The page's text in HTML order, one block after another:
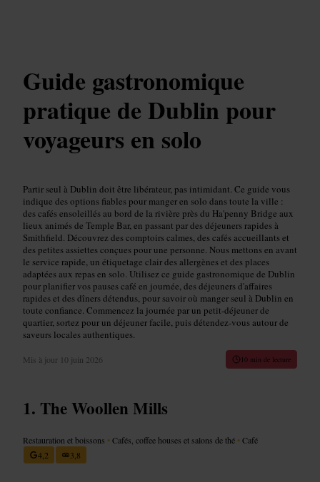
Guide gastronomique
pratique de Dublin pour
voyageurs en solo
Partir seul à Dublin doit être libérateur, pas intimidant. Ce guide vous
indique des options fiables pour manger en solo dans toute la ville :
des cafés ensoleillés au bord de la rivière près du Ha'penny Bridge aux
lieux animés de Temple Bar, en passant par des déjeuners rapides à
Smithfield. Découvrez des comptoirs calmes, des cafés accueillants et
des petites assiettes conçues pour une personne. Nous mettons en avant
le service rapide, un étiquetage clair des allergènes et des places
adaptées aux repas en solo. Utilisez ce guide gastronomique de Dublin
pour planifier vos pauses café en journée, des déjeuners d'affaires
rapides et des dîners détendus, pour savoir où manger seul à Dublin en
toute confiance. Commencez la journée par un petit-déjeuner de
quartier, sortez pour un déjeuner facile, puis détendez-vous autour de
saveurs locales authentiques.
Mis à jour 10 juin 2026 10 min de lecture
The Woollen Mills
Restauration et boissons •Cafés, coffee houses et salons de thé •Café
4,2
3,8